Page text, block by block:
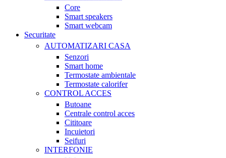
Core
Smart speakers
Smart webcam
Securitate
AUTOMATIZARI CASA
Senzori
Smart home
Termostate ambientale
Termostate calorifer
CONTROL ACCES
Butoane
Centrale control acces
Cititoare
Incuietori
Seifuri
INTERFONIE